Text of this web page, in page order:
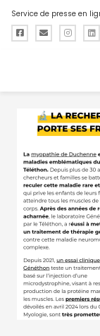
Service de presse en